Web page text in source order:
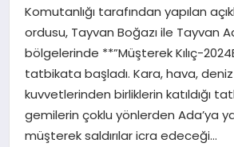
YAŞAM
Komutanlığı tarafından yapılan
ordusu, Tayvan Boğazı ile Tayvan
bölgelerinde **”Müşterek Kılıç-
tatbikata başladı. Kara, hava,
kuvvetlerinden birliklerin katıldığı
gemilerin çoklu yönlerden Ada’ya
müşterek saldırılar icra edeceği…